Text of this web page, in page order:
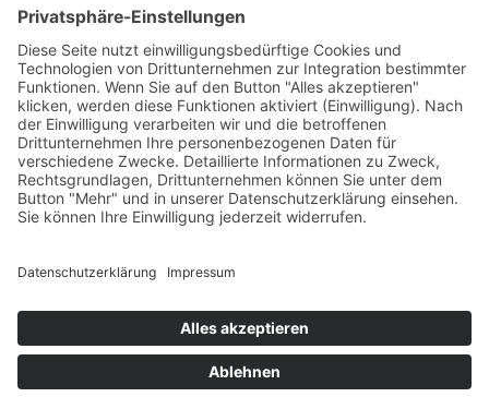
News von Mehrweghelden erhalten
Mehrweghelden auf Facebook
Bitte beachten Sie, dass wir ausschließlich
Gewerbetreibende und Vereine beliefern.
Privatpersonen sind von unserem Verkaufsangebot
ausgeschlossen. Unsere Preise sind immer zzgl.
gesetzlicher MwSt zu verstehen.
Eine Marke vonvertriebskick´
AGB
Datenschutz
Cookie-Einstellungen